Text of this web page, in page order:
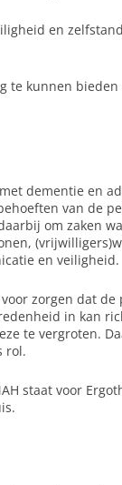
en
te kunnen
dementie en
van de
om zaken
en veiligheid.
zorgen dat
in kan
te vergroten.
rol.
staat voor